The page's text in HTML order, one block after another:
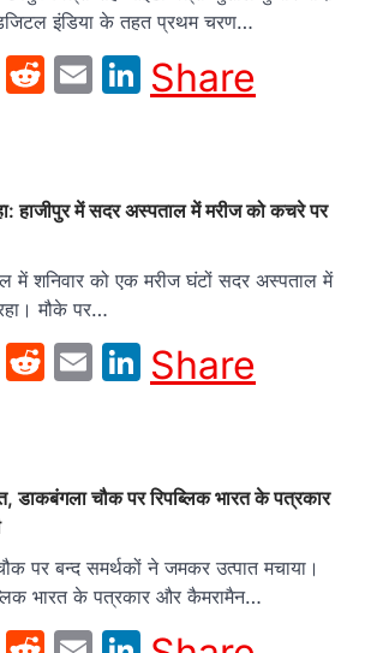
इंडिया के तहत प्रथम चरण…
Twitter
Reddit
EmailLinkedIn
Share
हाजीपुर में सदर अस्पताल में मरीज को कचरे पर
में शनिवार को एक मरीज घंटों सदर अस्पताल में
मौके पर…
Twitter
Reddit
EmailLinkedIn
Share
डाकबंगला चौक पर रिपब्लिक भारत के पत्रकार
पर बन्द समर्थकों ने जमकर उत्पात मचाया।
भारत के पत्रकार और कैमरामैन…